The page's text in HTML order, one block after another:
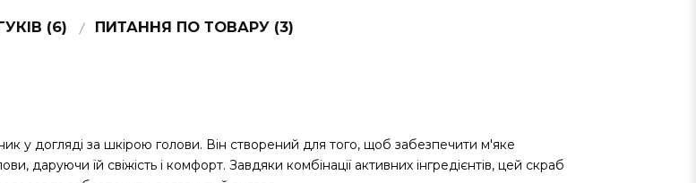
(6) ПИТАННЯ ПО ТОВАРУ (3)
у догляді за шкірою голови. Він створений для того, щоб забезпечити м'яке
даруючи їй свіжість і комфорт. Завдяки комбінації активних інгредієнтів, цей скраб